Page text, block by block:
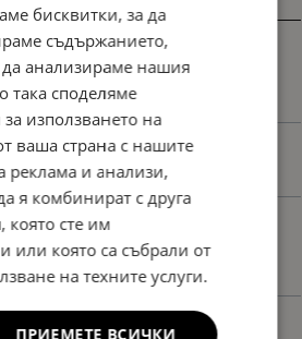
бисквитки, за да
съдържанието,
анализираме нашия
така споделяме
използването на
ваша страна с нашите
реклама и анализи,
я комбинират с друга
сте им
или която са събрали от
на техните услуги.
ПРИЕМЕТЕ ВСИЧКИ